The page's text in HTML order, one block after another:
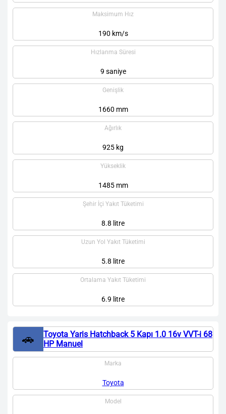
Maksimum Hız
190 km/s
Hızlanma Süresi
9 saniye
Genişlik
1660 mm
Ağırlık
925 kg
Yükseklik
1485 mm
Şehir İçi Yakıt Tüketimi
8.8 litre
Uzun Yol Yakıt Tüketimi
5.8 litre
Ortalama Yakıt Tüketimi
6.9 litre
🚗
Toyota Yaris Hatchback 5 Kapı 1.0 16v VVT-i 68
HP Manuel
Marka
Toyota
Model